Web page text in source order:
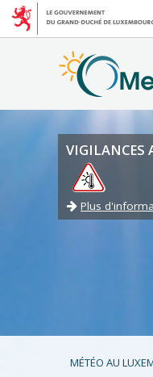
VIGILANCES
Plus
MÉTÉO AU